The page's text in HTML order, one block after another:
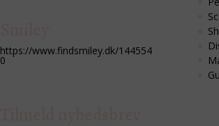
https://www.findsmiley.dk/144554
0